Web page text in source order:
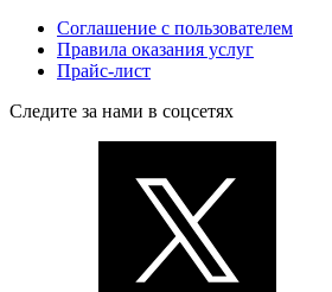
Соглашение с пользователем
Правила оказания услуг
Прайс-лист
Следите за нами в соцсетях